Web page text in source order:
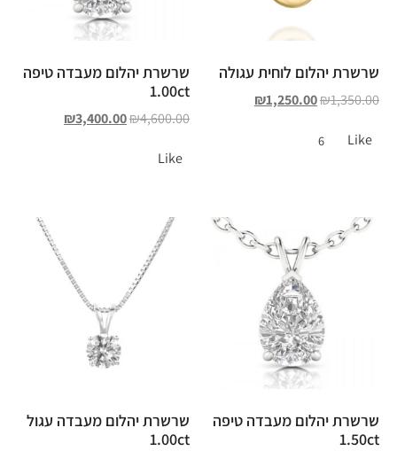
שרשרת יהלום לוחית עגולה
₪1,350.00
₪1,250.00
Like
6
שרשרת יהלום מעבדה טיפה
1.00ct
₪4,600.00
₪3,400.00
Like
שרשרת יהלום מעבדה טיפה
1.50ct
שרשרת יהלום מעבדה עגול
1.00ct